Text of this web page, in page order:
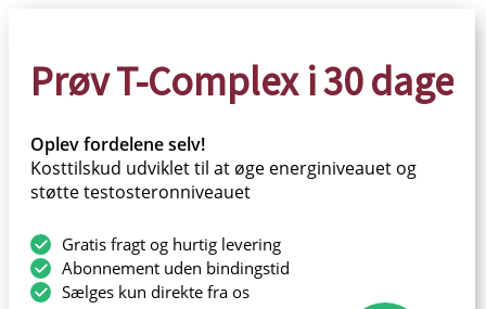
Prøv T-Complex i 30 dage
Oplev fordelene selv!
Kosttilskud udviklet til at øge energiniveauet og
støtte testosteronniveauet
Gratis fragt og hurtig levering
Abonnement uden bindingstid
Sælges kun direkte fra os